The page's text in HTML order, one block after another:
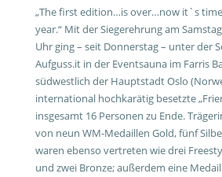
„The first edition…is over…now it`s
year.“ Mit der Siegerehrung am
Uhr ging – seit Donnerstag – unter der
Aufguss.it in der Eventsauna im Farris
südwestlich der Hauptstadt Oslo
international hochkarätig besetzte
insgesamt 16 Personen zu Ende.
von neun WM-Medaillen Gold, fünf
waren ebenso vertreten wie drei
und zwei Bronze; außerdem eine